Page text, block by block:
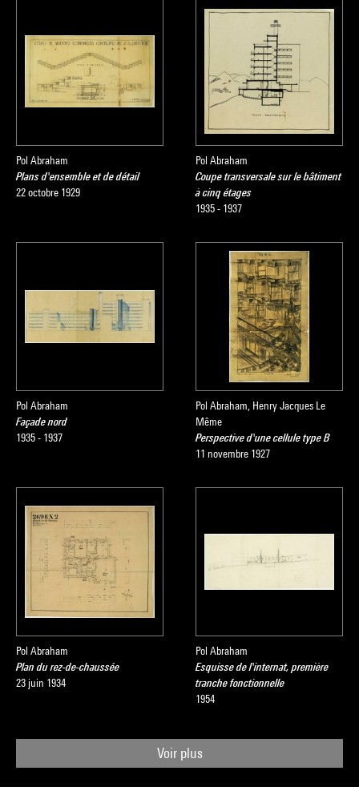
Pol Abraham
Plans d'ensemble et de détail
22 octobre 1929
Pol Abraham
Coupe transversale sur le bâtiment
à cinq étages
1935 - 1937
Pol Abraham
Façade nord
1935 - 1937
Pol Abraham, Henry Jacques Le
Même
Perspective d'une cellule type B
11 novembre 1927
Pol Abraham
Plan du rez-de-chaussée
23 juin 1934
Pol Abraham
Esquisse de l'internat, première
tranche fonctionnelle
1954
Voir plus